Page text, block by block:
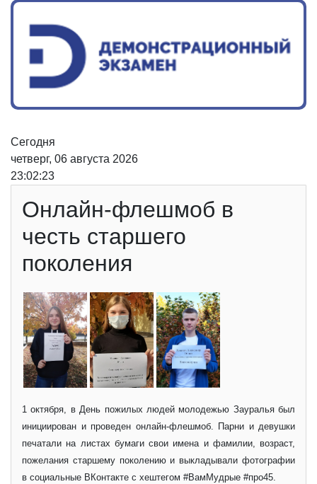
Сегодня
четверг, 06 августа 2026
23:02:23
Онлайн-флешмоб в
честь старшего
поколения
1 октября, в День пожилых людей молодежью Зауралья был
инициирован и проведен онлайн-флешмоб. Парни и девушки
печатали на листах бумаги свои имена и фамилии, возраст,
пожелания старшему поколению и выкладывали фотографии
в социальные ВКонтакте с хештегом #ВамМудрые #про45.